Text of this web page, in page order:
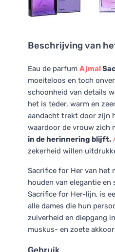
Beschrijving van
Eau de parfum Ajmal
moeiteloos en toch
schoonheid van details
het is teder, warm en
aandacht trekt door zijn
waardoor de vrouw zich
in de herinnering blijft.
zekerheid willen
Sacrifice for Her van het
houden van elegantie
Sacrifice for Her-lijn, is
alle dames die hun
zuiverheid en diepgang
muskus- en zoete
Gebruik